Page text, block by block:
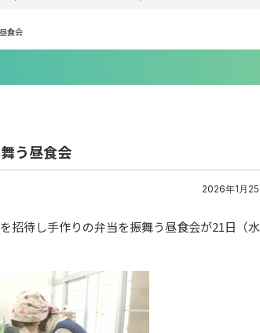
食会
う昼食会
2026年1月
招待し手作りの弁当を振舞う昼食会が21日（